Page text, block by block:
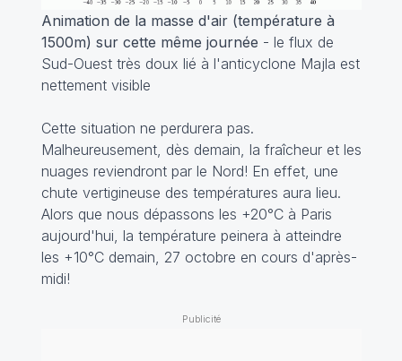
Animation de la masse d'air (température à
1500m) sur cette même journée - le flux de
Sud-Ouest très doux lié à l'anticyclone Majla est
nettement visible
Cette situation ne perdurera pas.
Malheureusement, dès demain, la fraîcheur et les
nuages reviendront par le Nord! En effet, une
chute vertigineuse des températures aura lieu.
Alors que nous dépassons les +20°C à Paris
aujourd'hui, la température peinera à atteindre
les +10°C demain, 27 octobre en cours d'après-
midi!